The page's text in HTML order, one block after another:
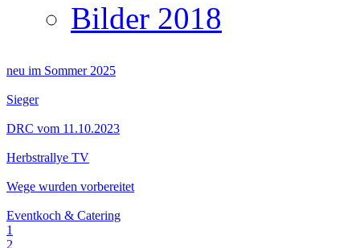
Bilder 2018
neu im Sommer 2025
Sieger
DRC vom 11.10.2023
Herbstrallye TV
Wege wurden vorbereitet
Eventkoch & Catering
1
2